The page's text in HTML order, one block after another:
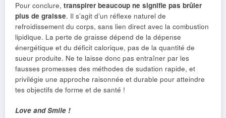
Pour conclure, transpirer beaucoup ne signifie pas brûler
plus de graisse. Il s’agit d’un réflexe naturel de
refroidissement du corps, sans lien direct avec la combustion
lipidique. La perte de graisse dépend de la dépense
énergétique et du déficit calorique, pas de la quantité de
sueur produite. Ne te laisse donc pas entraîner par les
fausses promesses des méthodes de sudation rapide, et
privilégie une approche raisonnée et durable pour atteindre
tes objectifs de forme et de santé !
Love and Smile !